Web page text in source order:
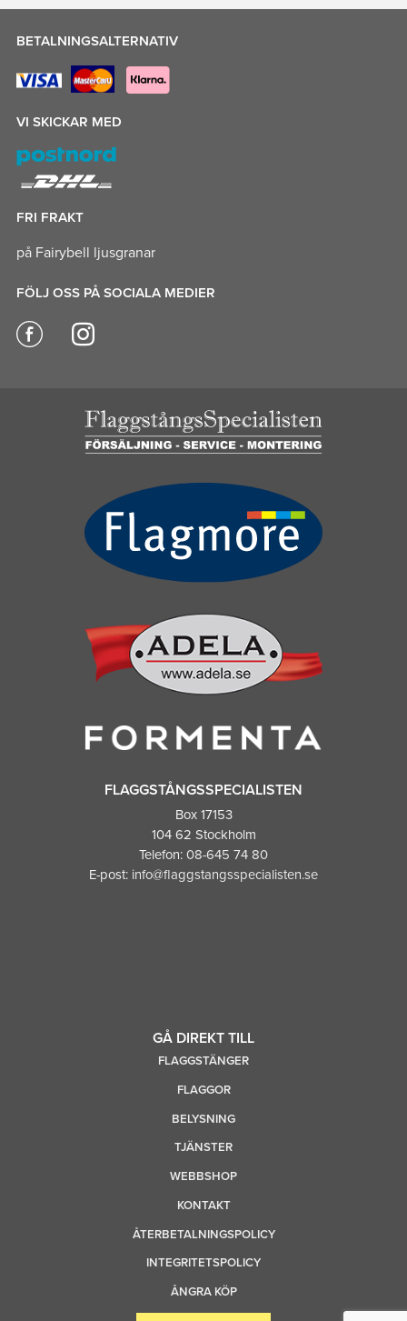
BETALNINGSALTERNATIV
VI SKICKAR MED
FRI FRAKT
på Fairybell ljusgranar
FÖLJ OSS PÅ SOCIALA MEDIER
FLAGGSTÅNGSSPECIALISTEN
Box 17153
104 62 Stockholm
Telefon: 08-645 74 80
E-post: info@flaggstangsspecialisten.se
GÅ DIREKT TILL
FLAGGSTÄNGER
FLAGGOR
BELYSNING
TJÄNSTER
WEBBSHOP
KONTAKT
ÅTERBETALNINGSPOLICY
INTEGRITETSPOLICY
ÅNGRA KÖP